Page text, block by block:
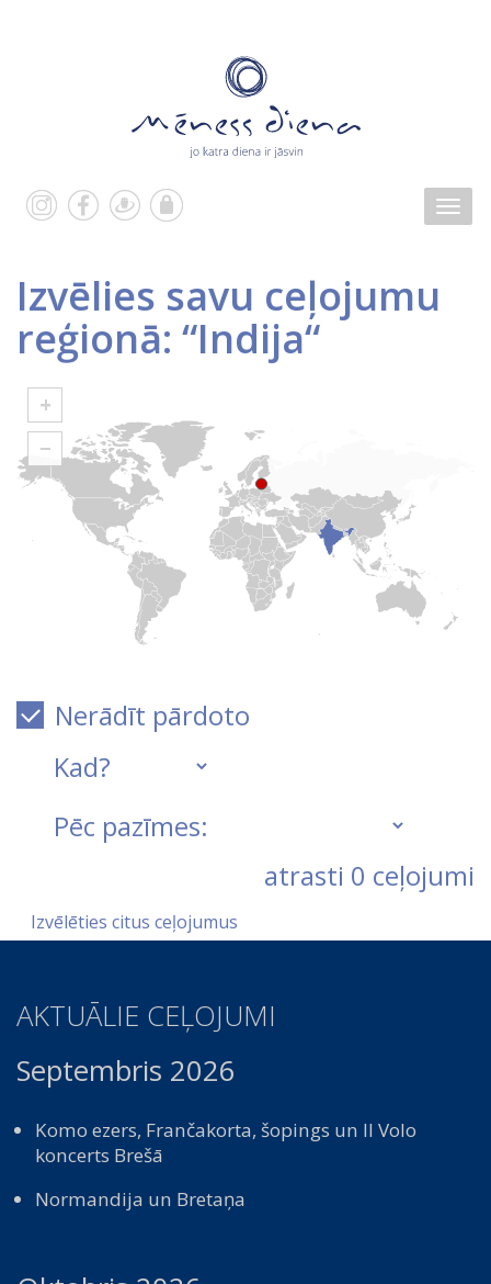
Izvēlies savu ceļojumu
reģionā: “Indija“
+
−
Nerādīt pārdoto
atrasti 0 ceļojumi
Izvēlēties citus ceļojumus
AKTUĀLIE CEĻOJUMI
Septembris 2026
Komo ezers, Frančakorta, šopings un Il Volo
koncerts Brešā
Normandija un Bretaņa